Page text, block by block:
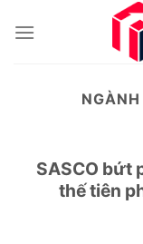
SASCO bứt
thế tiên